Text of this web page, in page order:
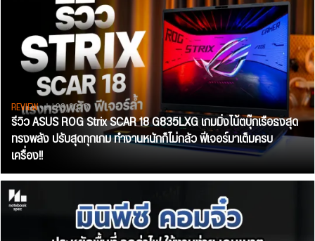
REVIEW• Jul 28, 2026
รีวิว ASUS ROG Strix SCAR 18 G835LXG เกมมิ่งโน้ตบุ๊กเรือธงสุด
ทรงพลัง ปรับสุดทุกเกม ทำงานหนักก็ไม่กลัว ฟีเจอร์มาเต็มครบ
เครื่อง!!